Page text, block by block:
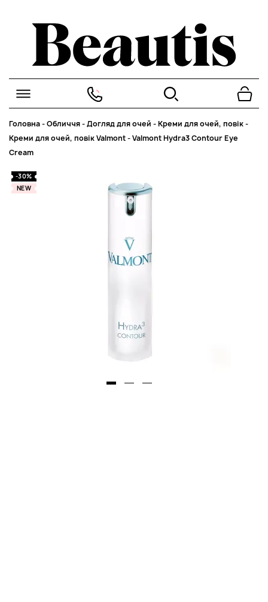
Головна-Обличчя-Догляд для очей -Креми для очей, повік-
Креми для очей, повік Valmont-Valmont Hydra3 Contour Eye
Cream
-30%
NEW